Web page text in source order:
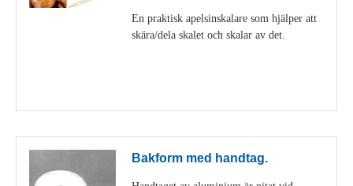
En praktisk apelsinskalare som hjälper att
skära/dela skalet och skalar av det.
Bakform med handtag.